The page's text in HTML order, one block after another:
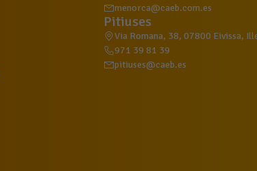
menorca@caeb.com.es
Pitiuses
Via Romana, 38, 07800 Eivissa,
971 39 81 39
pitiuses@caeb.es